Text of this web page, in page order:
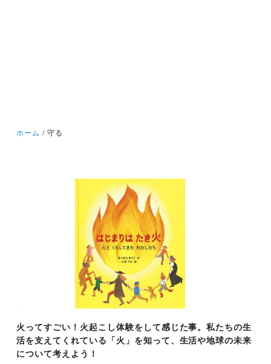
ホーム 守る
火ってすごい！火起こし体験をして感じた事。私たちの生
活を支えてくれている「火」を知って、生活や地球の未来
について考えよう！